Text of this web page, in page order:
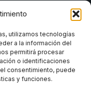
utilizamos tecnologías
a la información del
permitirá procesar
o identificaciones
consentimiento, puede
y funciones.